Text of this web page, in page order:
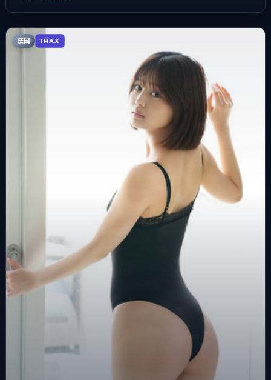
法国 IMAX